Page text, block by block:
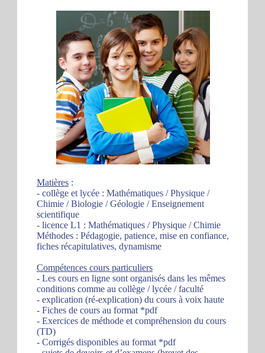
Matières :
- collège et lycée : Mathématiques / Physique /
Chimie / Biologie / Géologie / Enseignement
scientifique
- licence L1 : Mathématiques / Physique / Chimie
Méthodes : Pédagogie, patience, mise en confiance,
fiches récapitulatives, dynamisme
Compétences cours particuliers
- Les cours en ligne sont organisés dans les mêmes
conditions comme au collège / lycée / faculté
- explication (ré-explication) du cours à voix haute
- Fiches de cours au format *pdf
- Exercices de méthode et compréhension du cours
(TD)
- Corrigés disponibles au format *pdf